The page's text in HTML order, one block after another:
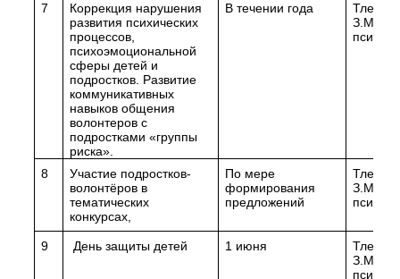
7
Коррекция нарушения
развития психических
процессов,
психоэмоциональной
сферы детей и
подростков. Развитие
коммуникативных
навыков общения
волонтеров с
подростками «группы
риска».
В течении года
З.М.
8
Участие подростков-
волонтёров в
тематических
конкурсах,
По мере
формирования
предложений
З.М.
9 День защиты детей 1 июня
З.М.